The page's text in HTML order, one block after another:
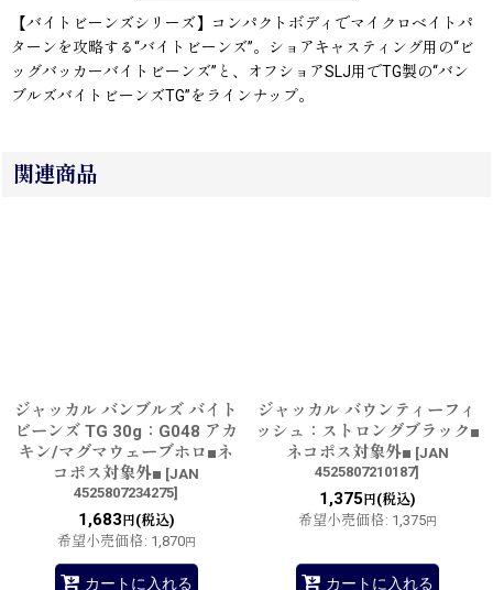
【バイトビーンズシリーズ】コンパクトボディでマイクロベイトパ
ターンを攻略する“バイトビーンズ”。ショアキャスティング用の“ビ
ッグバッカーバイトビーンズ”と、オフショアSLJ用でTG製の“バン
ブルズバイトビーンズTG”をラインナップ。
関連商品
ジャッカル バンブルズ バイト
ビーンズ TG 30g：G048 アカ
キン/マグマウェーブホロ■ネ
コポス対象外■ [JAN
4525807234275]
1,683 円(税込)
希望小売価格: 1,870円
カートに入れる
ジャッカル バウンティーフィ
ッシュ：ストロングブラック■
ネコポス対象外■ [JAN
4525807210187]
1,375 円(税込)
希望小売価格: 1,375円
カートに入れる